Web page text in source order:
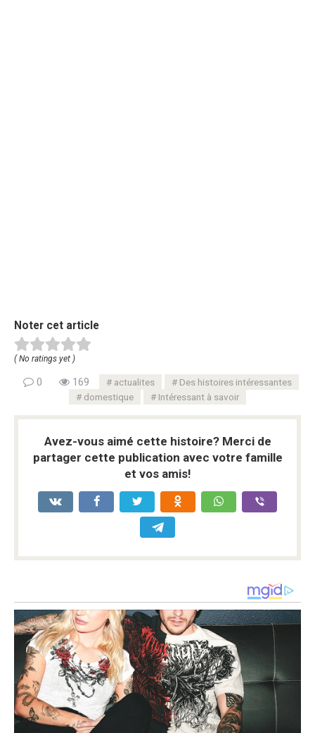
Noter cet article
( No ratings yet )
0 169 actualites
Des histoires intéressantes
domestique
Intéressant à savoir
Avez-vous aimé cette histoire? Merci de
partager cette publication avec votre famille
et vos amis!